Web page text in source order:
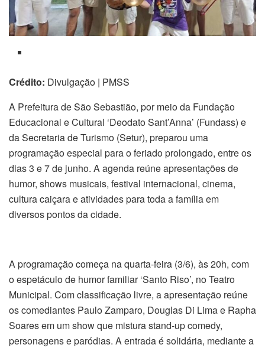
Crédito: Divulgação | PMSS
A Prefeitura de São Sebastião, por meio da Fundação
Educacional e Cultural ‘Deodato Sant’Anna’ (Fundass) e
da Secretaria de Turismo (Setur), preparou uma
programação especial para o feriado prolongado, entre os
dias 3 e 7 de junho. A agenda reúne apresentações de
humor, shows musicais, festival internacional, cinema,
cultura caiçara e atividades para toda a família em
diversos pontos da cidade.
A programação começa na quarta-feira (3/6), às 20h, com
o espetáculo de humor familiar ‘Santo Riso’, no Teatro
Municipal. Com classificação livre, a apresentação reúne
os comediantes Paulo Zamparo, Douglas Di Lima e Rapha
Soares em um show que mistura stand-up comedy,
personagens e paródias. A entrada é solidária, mediante a